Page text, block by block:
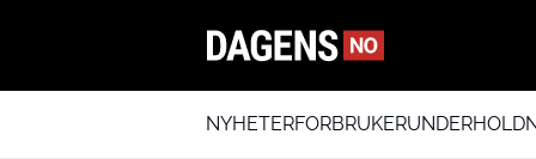
NYHETERFORBRUKER